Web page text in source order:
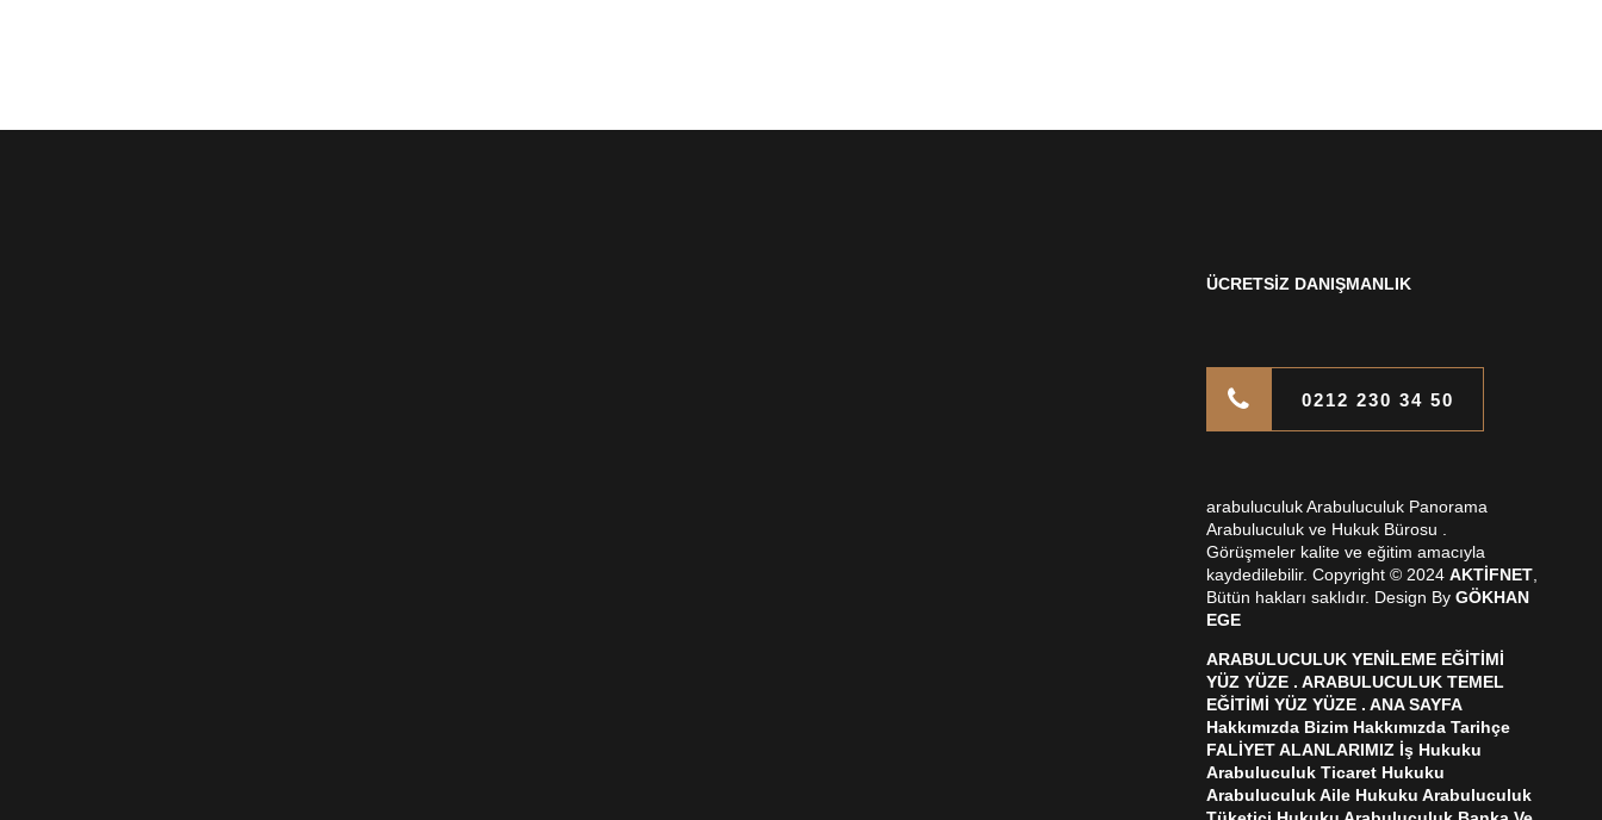
ÜCRETSİZ DANIŞMANLIK
0212 230 34 50
arabuluculuk Arabuluculuk Panorama
Arabuluculuk ve Hukuk Bürosu .
Görüşmeler kalite ve eğitim amacıyla
kaydedilebilir. Copyright © 2024 AKTİFNET
Bütün hakları saklıdır. Design By GÖKHAN
EGE
ARABULUCULUK YENİLEME EĞİTİMİ
YÜZ YÜZE . ARABULUCULUK TEMEL
EĞİTİMİ YÜZ YÜZE . ANA SAYFA
Hakkımızda Bizim Hakkımızda Tarihçe
FALİYET ALANLARIMIZ İş Hukuku
Arabuluculuk Ticaret Hukuku
Arabuluculuk Aile Hukuku Arabuluculuk